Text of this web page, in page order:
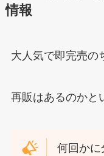
情報
大人気で即完売の
再販はあるのかと
何回かに